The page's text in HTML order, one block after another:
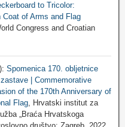
to Tricolor:
Coat of Arms and Flag
Congress and Croatian
Spomenica 170. obljetnice
| Commemorative
of the 170th Anniversary of
Flag, Hrvatski institut za
„Braća Hrvatskoga